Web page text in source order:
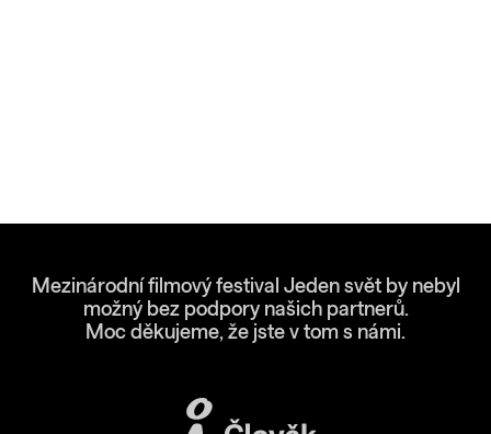
Mezinárodní filmový festival Jeden svět by nebyl
možný bez podpory našich partnerů.
Moc děkujeme, že jste v tom s námi.